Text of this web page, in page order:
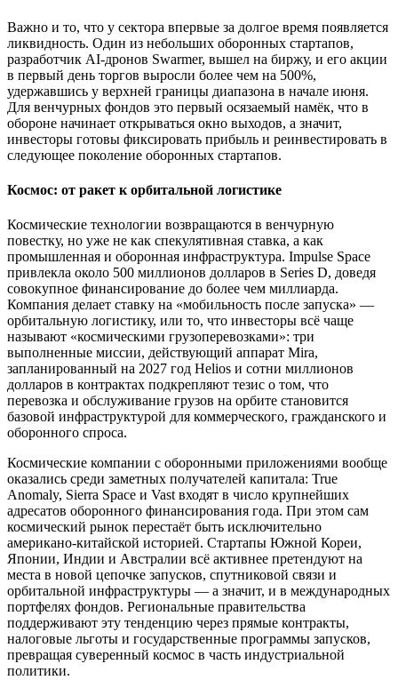
Важно и то, что у сектора впервые за долгое время появляется
ликвидность. Один из небольших оборонных стартапов,
разработчик AI-дронов Swarmer, вышел на биржу, и его акции
в первый день торгов выросли более чем на 500%,
удержавшись у верхней границы диапазона в начале июня.
Для венчурных фондов это первый осязаемый намёк, что в
обороне начинает открываться окно выходов, а значит,
инвесторы готовы фиксировать прибыль и реинвестировать в
следующее поколение оборонных стартапов.
Космос: от ракет к орбитальной логистике
Космические технологии возвращаются в венчурную
повестку, но уже не как спекулятивная ставка, а как
промышленная и оборонная инфраструктура. Impulse Space
привлекла около 500 миллионов долларов в Series D, доведя
совокупное финансирование до более чем миллиарда.
Компания делает ставку на «мобильность после запуска» —
орбитальную логистику, или то, что инвесторы всё чаще
называют «космическими грузоперевозками»: три
выполненные миссии, действующий аппарат Mira,
запланированный на 2027 год Helios и сотни миллионов
долларов в контрактах подкрепляют тезис о том, что
перевозка и обслуживание грузов на орбите становится
базовой инфраструктурой для коммерческого, гражданского и
оборонного спроса.
Космические компании с оборонными приложениями вообще
оказались среди заметных получателей капитала: True
Anomaly, Sierra Space и Vast входят в число крупнейших
адресатов оборонного финансирования года. При этом сам
космический рынок перестаёт быть исключительно
американо-китайской историей. Стартапы Южной Кореи,
Японии, Индии и Австралии всё активнее претендуют на
места в новой цепочке запусков, спутниковой связи и
орбитальной инфраструктуры — а значит, и в международных
портфелях фондов. Региональные правительства
поддерживают эту тенденцию через прямые контракты,
налоговые льготы и государственные программы запусков,
превращая суверенный космос в часть индустриальной
политики.